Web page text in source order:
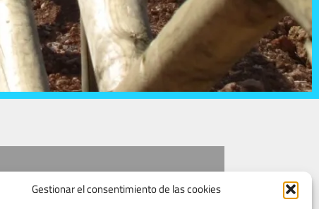
Gestionar el consentimiento de las cookies